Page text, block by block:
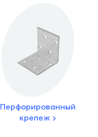
Перфорированный
крепеж